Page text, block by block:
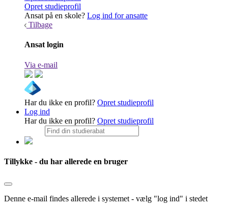
Opret studieprofil
Ansat på en skole? Log ind for ansatte
Tilbage
Ansat login
Via e-mail
Har du ikke en profil? Opret studieprofil
Log ind
Har du ikke en profil? Opret studieprofil
Tillykke - du har allerede en bruger
Denne e-mail findes allerede i systemet - vælg "log ind" i stedet